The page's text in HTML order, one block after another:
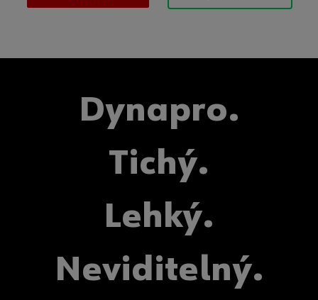
Dynapro.
Tichý.
Lehký.
Neviditelný.